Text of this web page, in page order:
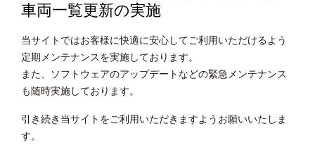
車両一覧更新の実施
当サイトではお客様に快適に安心してご利用いただけるよう
定期メンテナンスを実施しております。
また、ソフトウェアのアップデートなどの緊急メンテナンス
も随時実施しております。
引き続き当サイトをご利用いただきますようお願いいたしま
す。